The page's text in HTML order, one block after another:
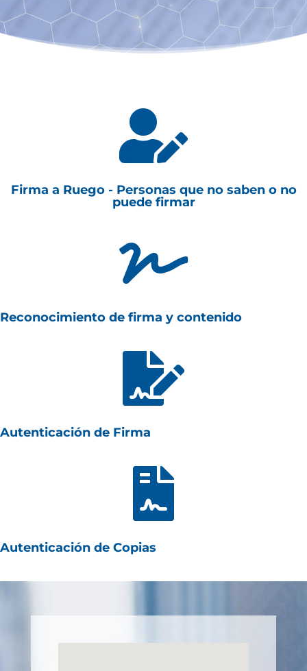

Firma a Ruego - Personas que no saben o no
puede firmar

Reconocimiento de firma y contenido

Autenticación de Firma

Autenticación de Copias